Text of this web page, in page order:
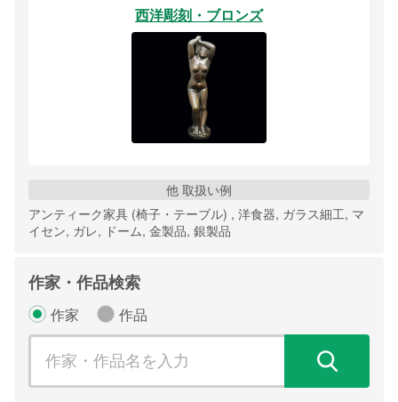
西洋彫刻・ブロンズ
他 取扱い例
アンティーク家具 (椅子・テーブル) , 洋食器, ガラス細工, マ
イセン, ガレ, ドーム, 金製品, 銀製品
作家・作品検索
作家 作品